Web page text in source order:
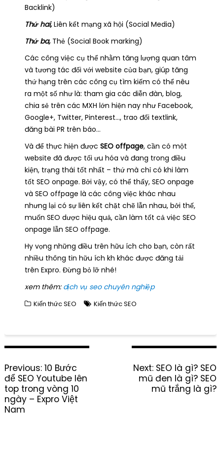
Backlink)
Thứ hai,Liên kết mạng xã hội (Social Media)
Thứ ba, Thẻ (Social Book marking)
Các công việc cụ thể nhằm tăng lượng quan tâm
và tương tác đối với website của bạn, giúp tăng
thứ hạng trên các công cụ tìm kiếm có thể nêu
ra một số như là: tham gia các diễn đàn, blog,
chia sẻ trên các MXH lớn hiện nay như Facebook,
Google+, Twitter, Pinterest…, trao đổi textlink,
đăng bài PR trên báo…
Và để thực hiện được SEO offpage, cần có một
website đã được tối ưu hóa và đang trong điều
kiện, trạng thái tốt nhất – thứ mà chỉ có khi làm
tốt SEO onpage. Bởi vậy, có thể thấy, SEO onpage
và SEO offpage là các công việc khác nhau
nhưng lại có sự liên kết chặt chẽ lẫn nhau, bởi thế,
muốn SEO dược hiệu quả, cần làm tốt cả việc SEO
onpage lẫn SEO offpage.
Hy vọng những điều trên hữu ích cho bạn, còn rất
nhiều thông tin hữu ích kh khác được đăng tải
trên Expro. Đừng bỏ lỡ nhé!
xem thêm: dịch vụ seo chuyên nghiệp
Kiến thức SEO Kiến thức SEO
o
s
t
n
a
Previous: P
r
e
v
10 Bước
để SEO Youtube lên
top trong vòng 10
ngày – Expro Việt
Nam
Next: N
e
x
SEO là gì? SEO
mũ đen là gì? SEO
mũ trắng là gì?